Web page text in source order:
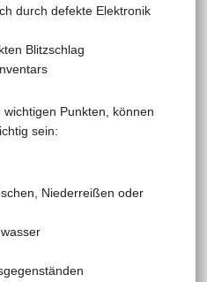
durch defekte Elektronik
Blitzschlag
Punkten, können
sein:
Niederreißen oder